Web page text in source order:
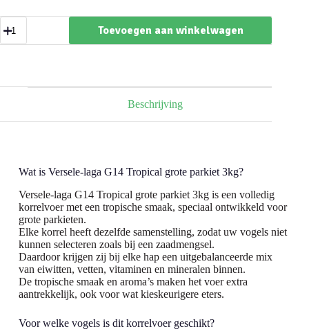
laga
G14
Toevoegen aan winkelwagen
Beschrijving
Wat is Versele-laga G14 Tropical grote parkiet 3kg?
Versele-laga G14 Tropical grote parkiet 3kg is een volledig
korrelvoer met een tropische smaak, speciaal ontwikkeld voor
grote parkieten.
Elke korrel heeft dezelfde samenstelling, zodat uw vogels niet
kunnen selecteren zoals bij een zaadmengsel.
Daardoor krijgen zij bij elke hap een uitgebalanceerde mix
van eiwitten, vetten, vitaminen en mineralen binnen.
De tropische smaak en aroma’s maken het voer extra
aantrekkelijk, ook voor wat kieskeurigere eters.
Voor welke vogels is dit korrelvoer geschikt?